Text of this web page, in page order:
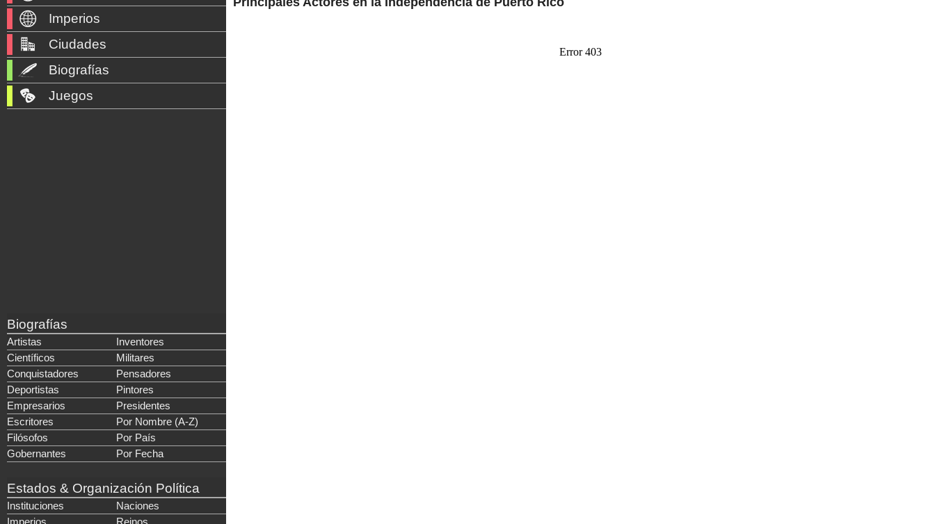
Imperios
Ciudades
Biografías
Juegos
Biografías
Artistas
Inventores
Científicos
Militares
Conquistadores
Pensadores
Deportistas
Pintores
Empresarios
Presidentes
Escritores
Por Nombre (A-Z)
Filósofos
Por País
Gobernantes
Por Fecha
Estados & Organización Política
Instituciones
Naciones
Imperios
Reinos